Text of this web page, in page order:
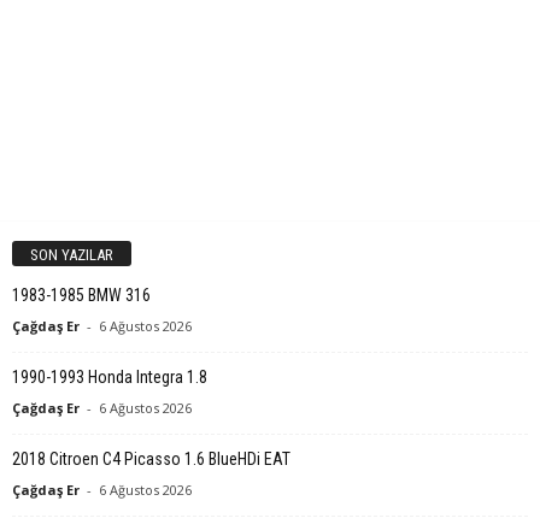
SON YAZILAR
1983-1985 BMW 316
Çağdaş Er - 6 Ağustos 2026
1990-1993 Honda Integra 1.8
Çağdaş Er - 6 Ağustos 2026
2018 Citroen C4 Picasso 1.6 BlueHDi EAT
Çağdaş Er - 6 Ağustos 2026